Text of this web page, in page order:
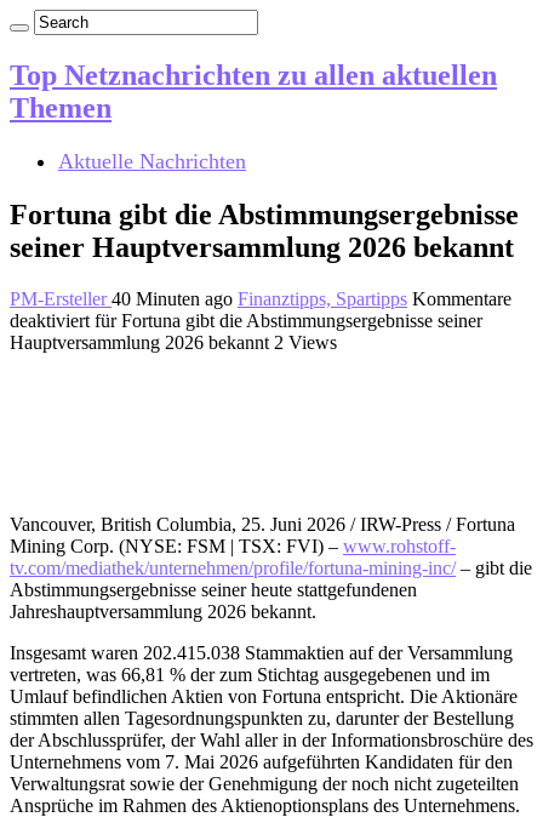
Top Netznachrichten zu allen aktuellen
Themen
Aktuelle Nachrichten
Fortuna gibt die Abstimmungsergebnisse
seiner Hauptversammlung 2026 bekannt
PM-Ersteller40 Minuten ago Finanztipps, Spartipps Kommentare
deaktiviert für Fortuna gibt die Abstimmungsergebnisse seiner
Hauptversammlung 2026 bekannt 2 Views
Vancouver, British Columbia, 25. Juni 2026 / IRW-Press / Fortuna
Mining Corp. (NYSE: FSM | TSX: FVI) – www.rohstoff-
tv.com/mediathek/unternehmen/profile/fortuna-mining-inc/– gibt die
Abstimmungsergebnisse seiner heute stattgefundenen
Jahreshauptversammlung 2026 bekannt.
Insgesamt waren 202.415.038 Stammaktien auf der Versammlung
vertreten, was 66,81 % der zum Stichtag ausgegebenen und im
Umlauf befindlichen Aktien von Fortuna entspricht. Die Aktionäre
stimmten allen Tagesordnungspunkten zu, darunter der Bestellung
der Abschlussprüfer, der Wahl aller in der Informationsbroschüre des
Unternehmens vom 7. Mai 2026 aufgeführten Kandidaten für den
Verwaltungsrat sowie der Genehmigung der noch nicht zugeteilten
Ansprüche im Rahmen des Aktienoptionsplans des Unternehmens.